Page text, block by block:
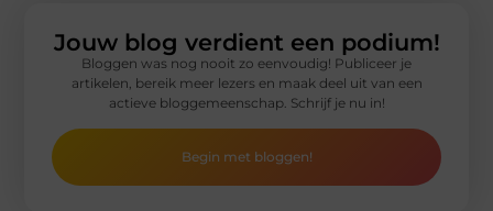
Jouw blog verdient een podium!
Bloggen was nog nooit zo eenvoudig! Publiceer je
artikelen, bereik meer lezers en maak deel uit van een
actieve bloggemeenschap. Schrijf je nu in!
Begin met bloggen!